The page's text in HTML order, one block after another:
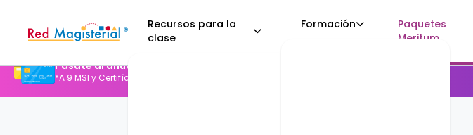
Recursos para la
clase
Formación
Paquetes
Meritum
Pásate al anual y paga solo $108.00/mes*
*A 9 MSI y Certifícate para USICAMM con Teachers Pro GRATIS